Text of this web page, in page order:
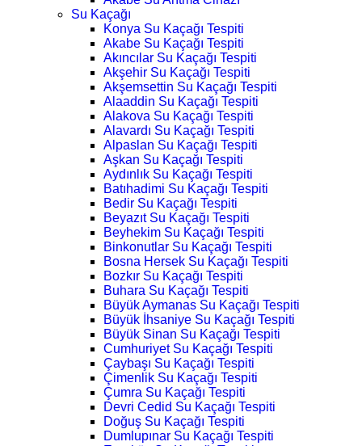
Su Kaçağı
Konya Su Kaçağı Tespiti
Akabe Su Kaçağı Tespiti
Akıncılar Su Kaçağı Tespiti
Akşehir Su Kaçağı Tespiti
Akşemsettin Su Kaçağı Tespiti
Alaaddin Su Kaçağı Tespiti
Alakova Su Kaçağı Tespiti
Alavardı Su Kaçağı Tespiti
Alpaslan Su Kaçağı Tespiti
Aşkan Su Kaçağı Tespiti
Aydınlık Su Kaçağı Tespiti
Batıhadimi Su Kaçağı Tespiti
Bedir Su Kaçağı Tespiti
Beyazıt Su Kaçağı Tespiti
Beyhekim Su Kaçağı Tespiti
Binkonutlar Su Kaçağı Tespiti
Bosna Hersek Su Kaçağı Tespiti
Bozkır Su Kaçağı Tespiti
Buhara Su Kaçağı Tespiti
Büyük Aymanas Su Kaçağı Tespiti
Büyük İhsaniye Su Kaçağı Tespiti
Büyük Sinan Su Kaçağı Tespiti
Cumhuriyet Su Kaçağı Tespiti
Çaybaşı Su Kaçağı Tespiti
Çimenlik Su Kaçağı Tespiti
Çumra Su Kaçağı Tespiti
Devri Cedid Su Kaçağı Tespiti
Doğuş Su Kaçağı Tespiti
Dumlupınar Su Kaçağı Tespiti